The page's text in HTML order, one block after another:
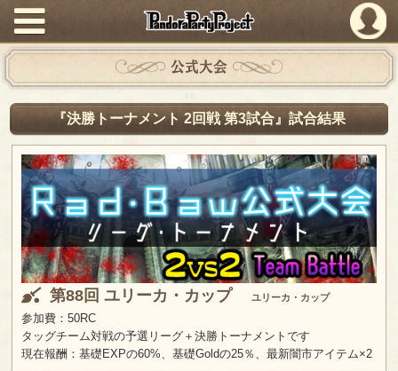
PandoraPartyProject
公式大会
『決勝トーナメント 2回戦 第3試合』試合結果
第88回 ユリーカ・カップ ユリーカ・カップ
参加費：50RC
タッグチーム対戦の予選リーグ＋決勝トーナメントです
現在報酬：基礎EXPの60%、基礎Goldの25％、最新闇市アイテム×2